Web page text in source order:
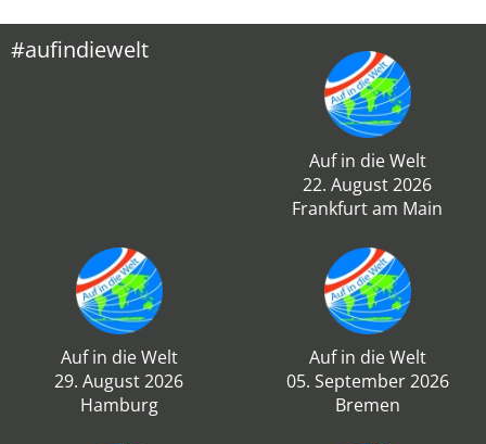
#aufindiewelt
Auf in die Welt
22. August 2026
Frankfurt am Main
Auf in die Welt
29. August 2026
Hamburg
Auf in die Welt
05. September 2026
Bremen